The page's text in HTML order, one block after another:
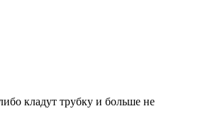
кладут трубку и больше не